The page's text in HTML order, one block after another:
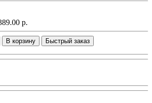
р.
В корзину Быстрый заказ